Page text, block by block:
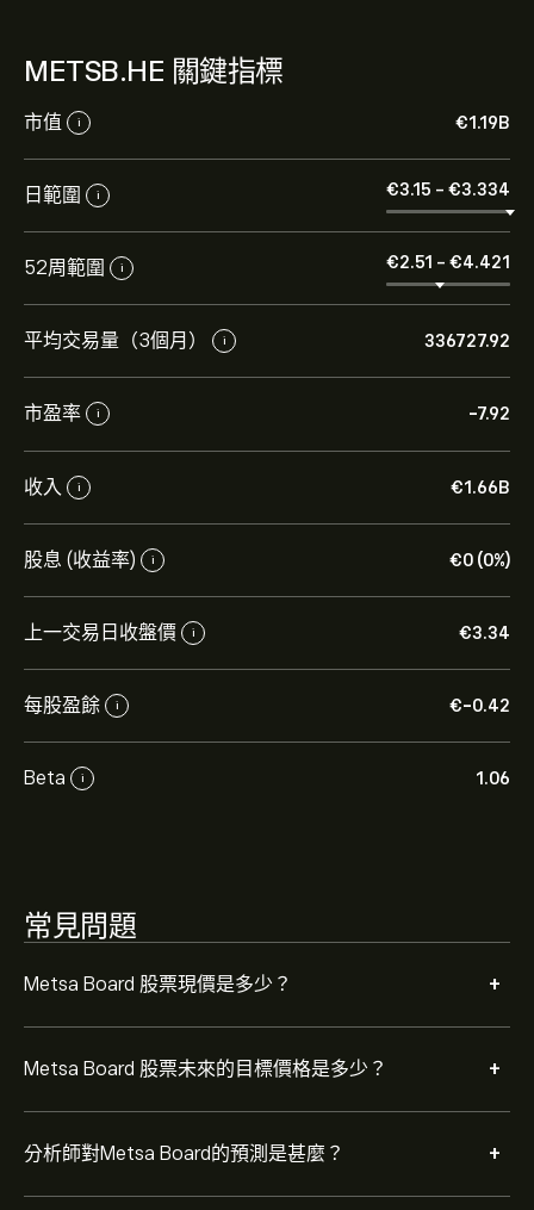
METSB.HE 關鍵指標
市值 i ‎€‎1.19B
日範圍 i ‎€‎3.15 - ‎€‎3.334
52周範圍 i ‎€‎2.51 - ‎€‎4.421
平均交易量（3個月） i 336727.92
市盈率 i -7.92
收入 i ‎€‎1.66B
股息 (收益率) i ‎€‎0 (0%)
上一交易日收盤價 i ‎€‎3.34
每股盈餘 i ‎€‎-0.42
Beta i 1.06
常見問題
Metsa Board 股票現價是多少？ +
METSB.HE 現價為‎€‎3.340。
Metsa Board 股票未來的目標價格是多少？ +
Metsa Board 的平均目標價為 ‎€‎3.340。
eToro 以取
分析師對Metsa Board的預測是甚麼？ +
分析師根據市場趨勢、財務報告和預期增長對Metsa
Board的預測。查看最新預測以了解未來價格走勢。